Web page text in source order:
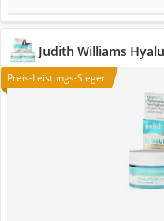
Judith Williams
Preis-Leistungs-Sieger